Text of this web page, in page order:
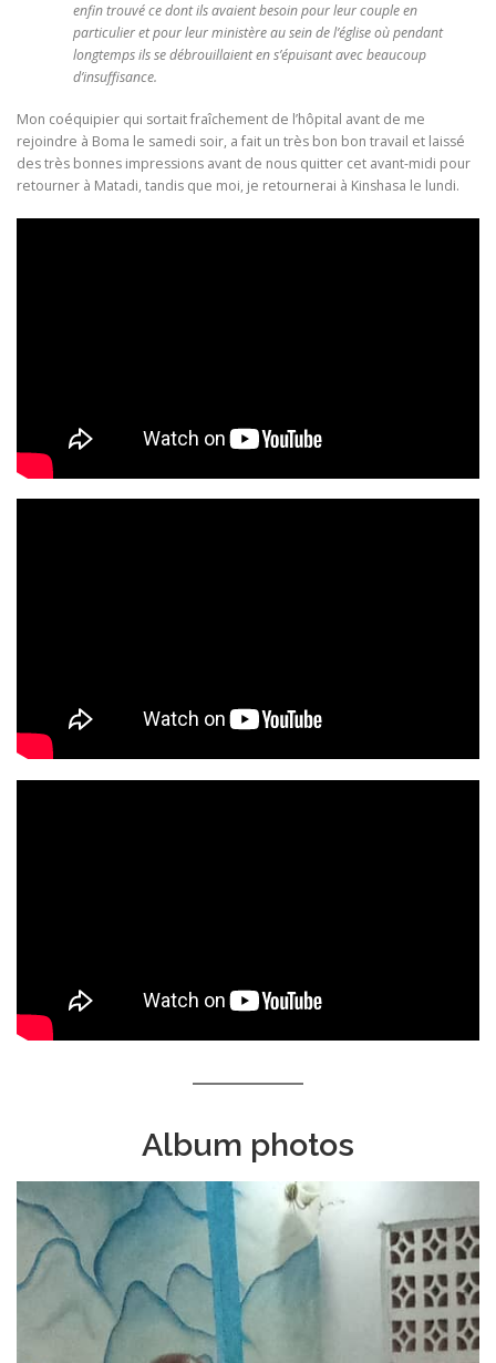
enfin trouvé ce dont ils avaient besoin pour leur couple en
particulier et pour leur ministère au sein de l’église où pendant
longtemps ils se débrouillaient en s’épuisant avec beaucoup
d’insuffisance.
Mon coéquipier qui sortait fraîchement de l’hôpital avant de me
rejoindre à Boma le samedi soir, a fait un très bon bon travail et laissé
des très bonnes impressions avant de nous quitter cet avant-midi pour
retourner à Matadi, tandis que moi, je retournerai à Kinshasa le lundi.
Album photos